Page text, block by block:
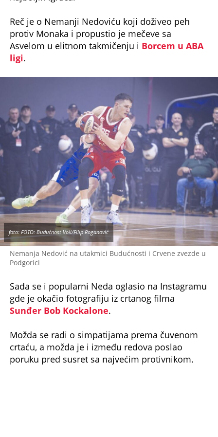
protiv Monaka i propustio je mečeve sa
Asvelom u elitnom takmičenju iBorcem u ABA
ligi.
Nemanja Nedović na utakmici Budućnosti i Crvene zvezde u
Podgorici
foto: FOTO: Budućnost Voli/Filip Roganović
gde je okačio fotografiju iz crtanog filma
Sunđer Bob Kockalone
crtaću, a možda je i između redova poslao
poruku pred susret sa najvećim protivnikom.